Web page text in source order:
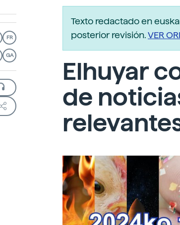
FR
GA
Texto redactado en
posterior revisión.VER
Elhuyar
de